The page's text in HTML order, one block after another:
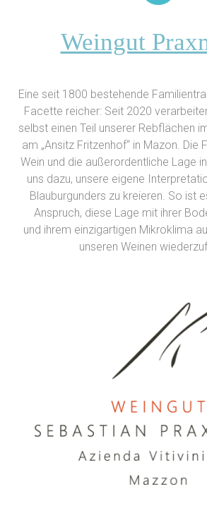
Weingut
Eine seit 1800 bestehende
Facette reicher: Seit 2020
selbst einen Teil unserer Rebflächen
am „Ansitz Fritzenhof“ in Mazon. Die
Wein und die außerordentliche Lage
uns dazu, unsere eigene
Blauburgunders zu kreieren. So ist
Anspruch, diese Lage mit ihrer
und ihrem einzigartigen Mikroklima
unseren Weinen